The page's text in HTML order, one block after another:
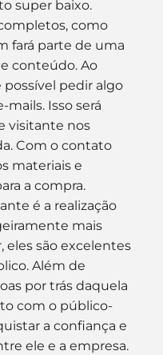
super baixo.
como
fará parte de uma
conteúdo. Ao
possível pedir algo
Isso será
visitante nos
Com o contato
materiais e
a compra.
é a realização
mais
eles são excelentes
Além de
por trás daquela
com o público-
a confiança e
ele e a empresa.